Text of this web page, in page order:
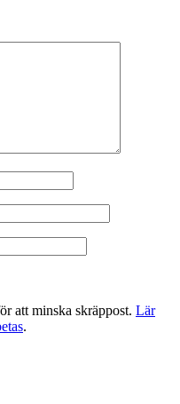
att minska skräppost. Lär
.